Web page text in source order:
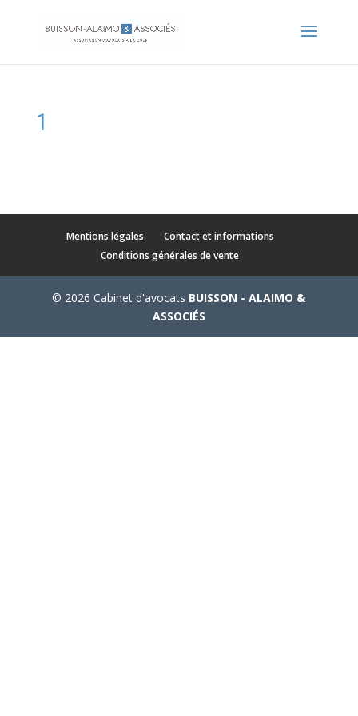
1
Mentions légales
Contact et informations
Conditions générales de vente
© 2026 Cabinet d'avocats BUISSON - ALAIMO &
ASSOCIÉS